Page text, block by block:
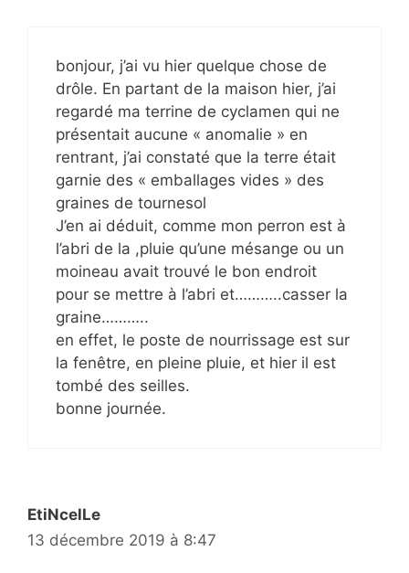
bonjour, j’ai vu hier quelque chose de
drôle. En partant de la maison hier, j’ai
regardé ma terrine de cyclamen qui ne
présentait aucune « anomalie » en
rentrant, j’ai constaté que la terre était
garnie des « emballages vides » des
graines de tournesol
J’en ai déduit, comme mon perron est à
l’abri de la ,pluie qu’une mésange ou un
moineau avait trouvé le bon endroit
pour se mettre à l’abri et………..casser la
graine………..
en effet, le poste de nourrissage est sur
la fenêtre, en pleine pluie, et hier il est
tombé des seilles.
bonne journée.
EtiNcelLe
13 décembre 2019 à 8:47